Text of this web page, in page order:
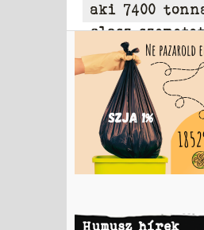
aki 7400
olasz
hordott
Humusz hírek